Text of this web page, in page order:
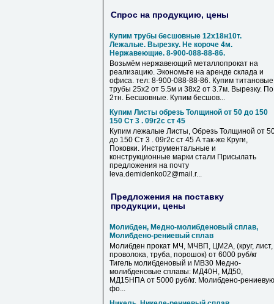
Спрос на продукцию, цены
Купим трубы бесшовные 12х18н10т.
Лежалые. Вырезку. Не короче 4м.
Нержавеющие. 8-900-088-88-86.
Возьмём нержавеющий металлопрокат на
реализацию. Экономьте на аренде склада и
офиса. тел: 8-900-088-88-86. Купим титановые
трубы 25х2 от 5.5м и 38х2 от 3.7м. Вырезку. По
2тн. Бесшовные. Купим бесшов...
Купим Листы обрезь Толщиной от 50 до 150
150 Ст 3 . 09г2с ст 45
Купим лежалые Листы, Обрезь Толщиной от
до 150 Ст 3 . 09г2с ст 45 А так-же Круги,
Поковки. Инструментальные и
конструкционные марки стали Присылать
предложения на почту
leva.demidenko02@mail.r...
Предложения на поставку
продукции, цены
Молибден, Медно-молибденовый сплав,
Молибдено-рениевый сплав
Молибден прокат МЧ, МЧВП, ЦМ2А, (круг, лист,
проволока, труба, порошок) от 6000 руб/кг
Тигель молибденовый и МВ30 Медно-
молибденовые сплавы: МД40Н, МД50,
МД15НПА от 5000 руб/кг. Молибдено-рениевую
фо...